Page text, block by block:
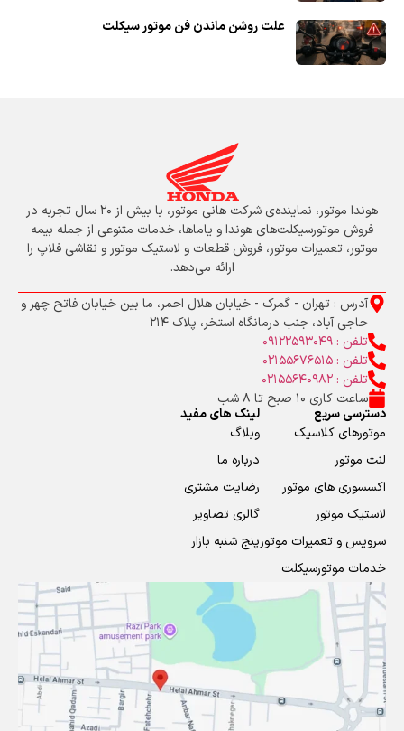
علت روشن ماندن فن موتور سیکلت
هوندا موتور، نماینده‌ی شرکت هانی موتور، با بیش از ۲۰ سال تجربه در
فروش موتورسیکلت‌های هوندا و یاماها، خدمات متنوعی از جمله بیمه
موتور، تعمیرات موتور، فروش قطعات و لاستیک موتور و نقاشی فلاپ را
ارائه می‌دهد.
آدرس : تهران - گمرک - خیابان هلال احمر، ما بین خیابان فاتح چهر و
حاجی آباد، جنب درمانگاه استخر، پلاک 214
تلفن : 09122593049
تلفن : 02155676515
تلفن : 02155640982
ساعت کاری 10 صبح تا 8 شب
دسترسی سریع
موتورهای کلاسیک
لنت موتور
اکسسوری های موتور
لاستیک موتور
سرویس و تعمیرات موتور
خدمات موتورسیکلت
لینک های مفید
وبلاگ
درباره ما
رضایت مشتری
گالری تصاویر
پنج شنبه بازار